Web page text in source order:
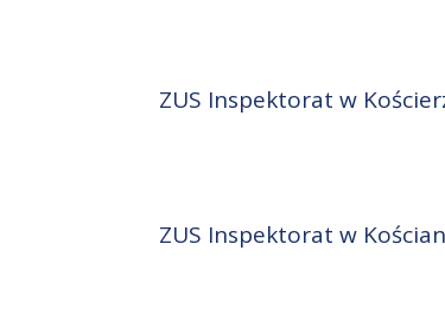
ZUS Inspektorat w
ZUS Inspektorat w